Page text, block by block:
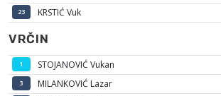
23 KRSTIĆ Vuk
VRČIN
1 STOJANOVIĆ Vukan
3 MILANKOVIĆ Lazar